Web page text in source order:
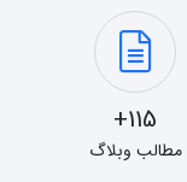
115+
مطالب وبلاگ